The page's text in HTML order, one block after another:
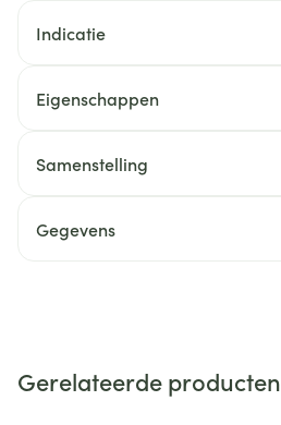
Indicatie
Eigenschappen
Samenstelling
Gegevens
Gerelateerde producten